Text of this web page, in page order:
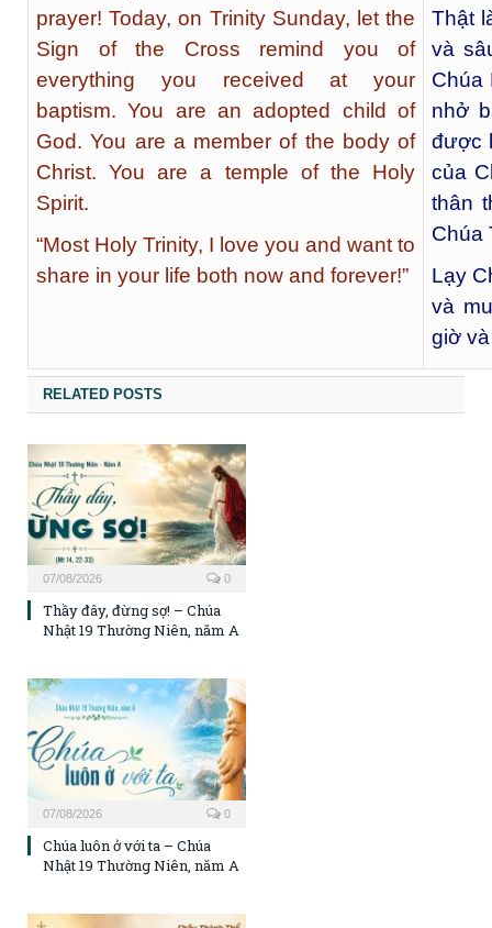
prayer! Today, on Trinity Sunday, let the
Sign of the Cross remind you of
everything you received at your
baptism. You are an adopted child of
God. You are a member of the body of
Christ. You are a temple of the Holy
Spirit.
“Most Holy Trinity, I love you and want to
share in your life both now and forever!”
Thật
và
Chúa
nhở
được
của
thân
Chúa
Lạy
và
giờ
RELATED POSTS
07/08/2026 0
Thầy đây, đừng sợ! – Chúa
Nhật 19 Thường Niên, năm A
07/08/2026 0
Chúa luôn ở với ta – Chúa
Nhật 19 Thường Niên, năm A